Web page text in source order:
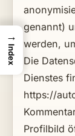
genannt)
werden,
Die
Dienstes
https://
Profilbild
→
Index